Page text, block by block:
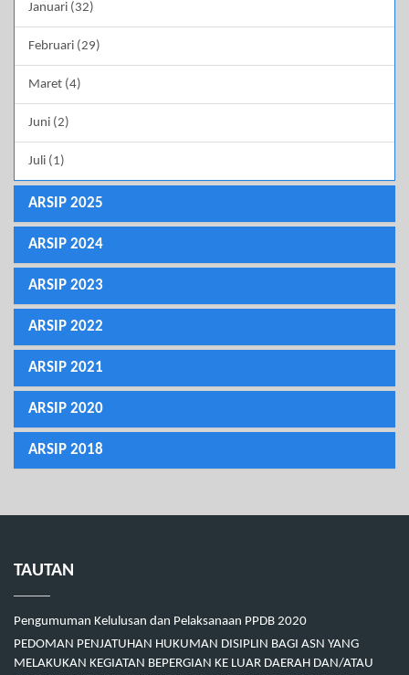
Januari (32)
Februari (29)
Maret (4)
Juni (2)
Juli (1)
ARSIP 2025
ARSIP 2024
ARSIP 2023
ARSIP 2022
ARSIP 2021
ARSIP 2020
ARSIP 2018
TAUTAN
Pengumuman Kelulusan dan Pelaksanaan PPDB 2020
PEDOMAN PENJATUHAN HUKUMAN DISIPLIN BAGI ASN YANG
MELAKUKAN KEGIATAN BEPERGIAN KE LUAR DAERAH DAN/ATAU